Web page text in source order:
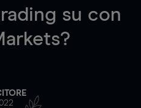
su con